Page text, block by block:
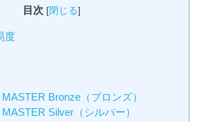
目次 [閉じる]
度
Bronze（ブロンズ）
Silver（シルバー）